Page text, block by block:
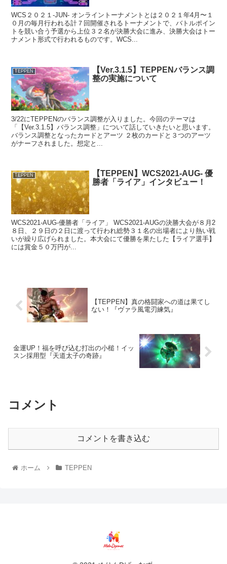
WCS２０２１-JUN- オンライントーナメントとは２０２１年4月〜１
０月の毎月行われる計７回開催されるトーナメントで、バトルポイン
トを競い合う予選から上位３２名が決勝大会に進み、決勝大会はトー
ナメント形式で行われるものです。WCS...
TEPPEN
【Ver.3.1.5】TEPPENバランス調
整の実施について
3/22にTEPPENのバランス調整が入りました。今回のテーマは
「【Ver.3.1.5】バランス調整」について話していきたいと思います。
バランス調整となったカードとアーツ ２枚のカードと３つのアーツ
がナーフされました。想定と...
TEPPEN
【TEPPEN】WCS2021-AUG- 優
勝者「ライア」インタビュー！
WCS2021-AUG-優勝者「ライア」 WCS2021-AUGの決勝大会が８月2
８日、２９日の２日に渡って行われ総勢３１名の出場者により熱い戦
いが繰り広げられました。本大会にて優勝を果たした【ライア選手】
には賞金５０万円が...
【TEPPEN】真の格闘家への道は果てし
ない！『ヴァラ風電刃練気』
金運UP！福を呼び込む打出の小槌！イッ
スン採用型『天道太子の奇跡』
コメント
コメントを書き込む
ホーム TEPPEN